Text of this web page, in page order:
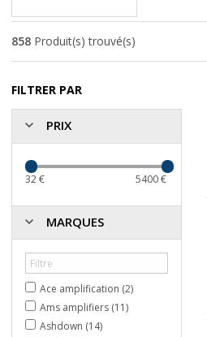
858 Produit(s) trouvé(s)
FILTRER PAR
PRIX
32€ 5400€
MARQUES
Ace amplification (2)
Ams amplifiers (11)
Ashdown (14)